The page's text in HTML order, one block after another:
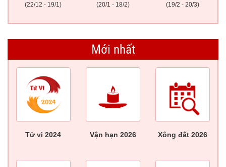
(22/12 - 19/1) (20/1 - 18/2) (19/2 - 20/3)
Mới nhất
Tử vi 2024 Vận hạn 2026 Xông đất 2026